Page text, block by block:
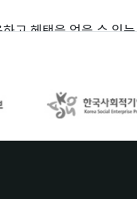
고 혜택을 얻을 수 있
환 가능
와의 제휴를 통해 회원
스 내용을 문의할 수
에게 이메일 또는